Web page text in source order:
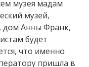
музея мадам
музей,
дом Анны Франк,
будет
что именно
пришла в